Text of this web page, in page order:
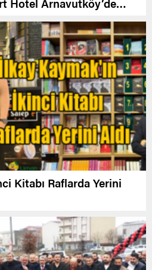
Kitabı Raflarda Yerini